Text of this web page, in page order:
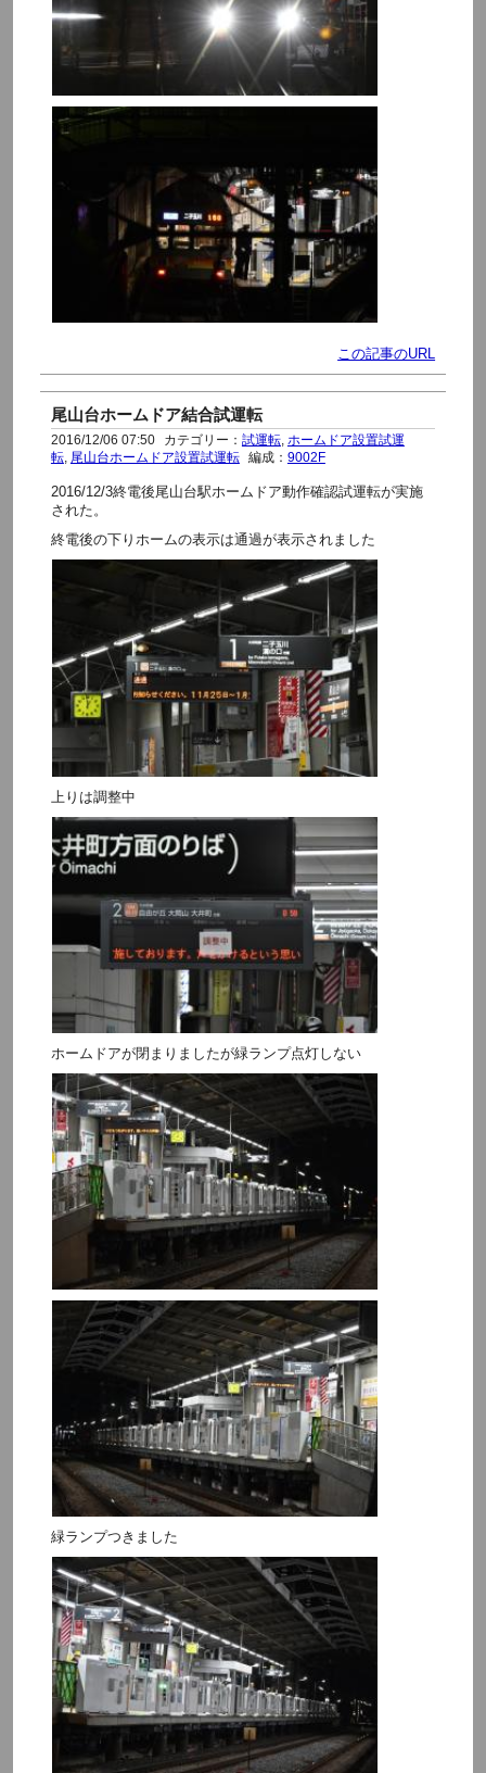
この記事のURL
尾山台ホームドア結合試運転
2016/12/06 07:50 カテゴリー： 試運転, ホームドア設置試運
転, 尾山台ホームドア設置試運転 編成： 9002F
2016/12/3終電後尾山台駅ホームドア動作確認試運転が実施
された。
終電後の下りホームの表示は通過が表示されました
上りは調整中
ホームドアが閉まりましたが緑ランプ点灯しない
緑ランプつきました